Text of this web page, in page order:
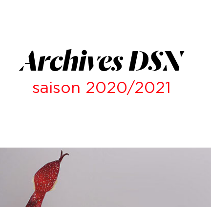
Archives DSN
saison 2020/2021